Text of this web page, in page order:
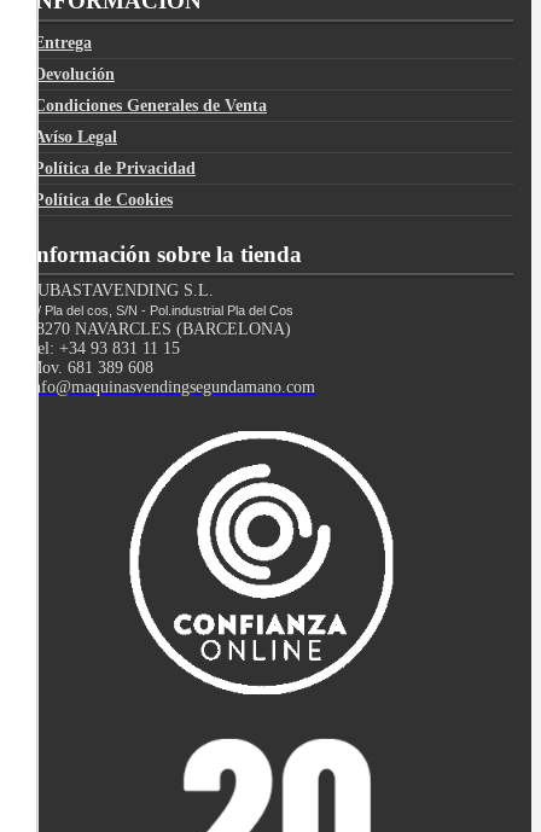
Entrega
Devolución
Condiciones Generales de Venta
Avíso Legal
Política de Privacidad
Política de Cookies
Información sobre la tienda
SUBASTAVENDING S.L.
C/ Pla del cos, S/N - Pol.industrial Pla del Cos
08270 NAVARCLES (BARCELONA)
Tel: +34 93 831 11 15
Mov. 681 389 608
info@maquinasvendingsegundamano.com